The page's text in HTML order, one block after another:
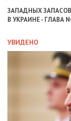
ЗАПАДНЫХ
В УКРАИНЕ - ГЛАВА
УВИДЕНО